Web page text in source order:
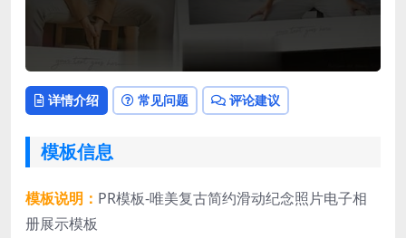
详情介绍 常见问题 评论建议
模板信息
模板说明： PR模板-唯美复古简约滑动纪念照片电子相
册展示模板